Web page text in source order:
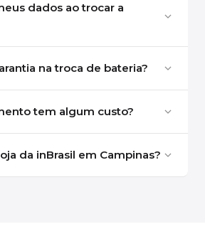
dados ao trocar a
na troca de bateria?
tem algum custo?
da inBrasil em Campinas?